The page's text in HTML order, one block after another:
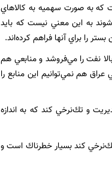
كه به صورت سهميه به كالاهاي
به اين معني نيست كه بايد
را براي آنها فراهم كرده‌اند.
نفت را مي‌فروشد و منابعي هم
كشور يعني عراق هم نمي‌توانيم اين منابع را
و تك‌نرخي كند كه به اندازه
تك‌نرخي كند بسيار خطرناك است و